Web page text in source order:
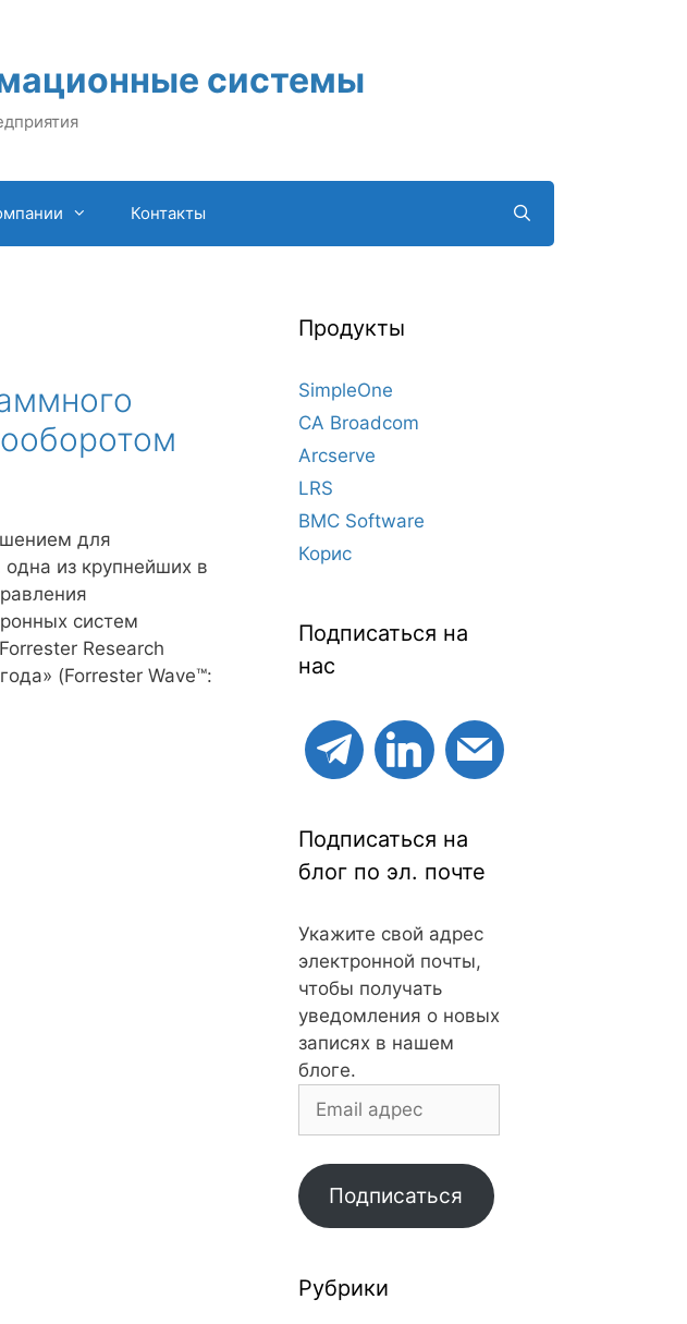
системы
Контакты
для
одна из крупнейших в
систем
Research
(Forrester Wave™:
Продукты
SimpleOne
CA Broadcom
Arcserve
LRS
BMC Software
Корис
Подписаться на
нас
Подписаться на
блог по эл. почте
Укажите свой адрес
электронной почты,
чтобы получать
уведомления о новых
записях в нашем
блоге.
Email
Подписаться
Рубрики